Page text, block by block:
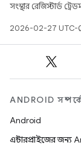
সংস্থার রেজিস্টার্ড
2026-02-27 UTC-
ANDROID
Android
এন্টারপ্রাইজের জন্য